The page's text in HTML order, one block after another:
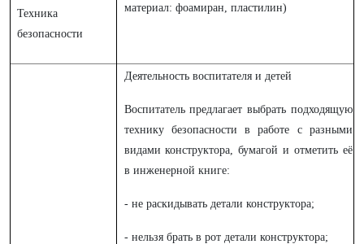
Техника
безопасности
материал: фоамиран, пластилин)
Деятельность воспитателя и детей
Воспитатель предлагает выбрать подходящую
технику безопасности в работе с разными
видами конструктора, бумагой и отметить её
в инженерной книге:
- не раскидывать детали конструктора;
- нельзя брать в рот детали конструктора;